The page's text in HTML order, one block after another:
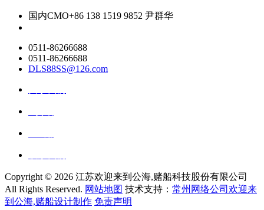
国内CMO+86 138 1519 9852 尹群华
0511-86266688
0511-86266688
DLS88SS@126.com
Copyright © 2026 江苏欢迎来到公海,赌船科技股份有限公司
All Rights Reserved. 网站地图 技术支持： 常州网络公司欢迎来
到公海,赌船设计制作 免责声明